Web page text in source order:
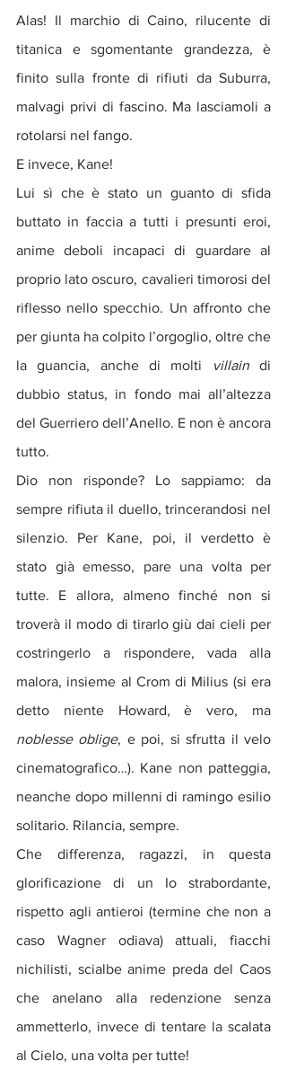
Alas! Il marchio di Caino, rilucente di
titanica e sgomentante grandezza, è
finito sulla fronte di rifiuti da Suburra,
malvagi privi di fascino. Ma lasciamoli a
rotolarsi nel fango.
E invece, Kane!
Lui sì che è stato un guanto di sfida
buttato in faccia a tutti i presunti eroi,
anime deboli incapaci di guardare al
proprio lato oscuro, cavalieri timorosi del
riflesso nello specchio. Un affronto che
per giunta ha colpito l’orgoglio, oltre che
la guancia, anche di molti
villain di
dubbio status, in fondo mai all’altezza
del Guerriero dell’Anello. E non è ancora
tutto.
Dio non risponde? Lo sappiamo: da
sempre rifiuta il duello, trincerandosi nel
silenzio. Per Kane, poi, il verdetto è
stato già emesso, pare una volta per
tutte. E allora, almeno finché non si
troverà il modo di tirarlo giù dai cieli per
costringerlo a rispondere, vada alla
malora, insieme al Crom di Milius (si era
noblesse oblige, e poi, si sfrutta il velo
cinematografico…). Kane non patteggia,
neanche dopo millenni di ramingo esilio
solitario. Rilancia, sempre.
Che differenza, ragazzi, in questa
glorificazione di un Io strabordante,
rispetto agli antieroi (termine che non a
caso Wagner odiava) attuali, fiacchi
nichilisti, scialbe anime preda del Caos
che anelano alla redenzione senza
ammetterlo, invece di tentare la scalata
al Cielo, una volta per tutte!